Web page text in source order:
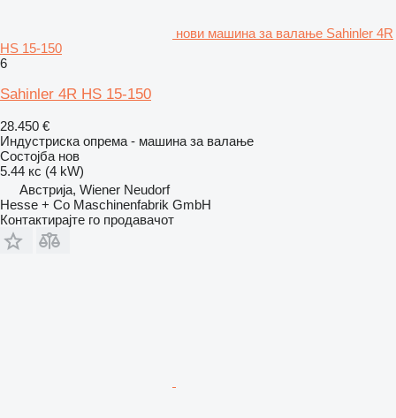
нови машина за валање Sahinler 4R
HS 15-150
6
Sahinler 4R HS 15-150
28.450 €
Индустриска опрема - машина за валање
Состојба нов
5.44 кс (4 kW)
Австрија, Wiener Neudorf
Hesse + Co Maschinenfabrik GmbH
Контактирајте го продавачот